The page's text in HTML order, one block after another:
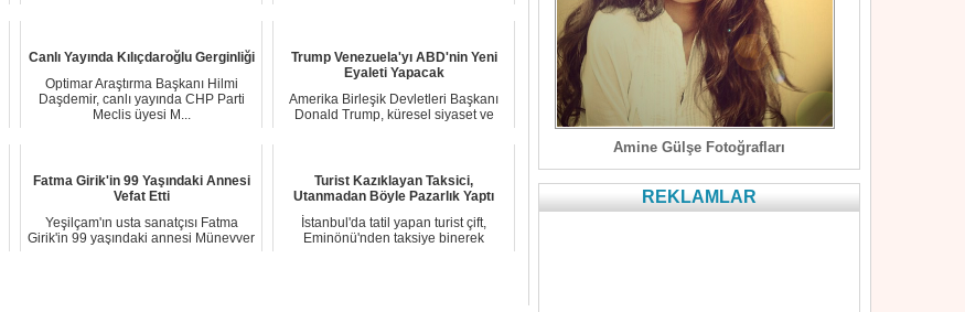
Canlı Yayında Kılıçdaroğlu Gerginliği
Optimar Araştırma Başkanı Hilmi
Daşdemir, canlı yayında CHP Parti
Meclis üyesi M...
Trump Venezuela'yı ABD'nin Yeni
Eyaleti Yapacak
Amerika Birleşik Devletleri Başkanı
Donald Trump, küresel siyaset ve
Fatma Girik'in 99 Yaşındaki Annesi
Vefat Etti
Yeşilçam'ın usta sanatçısı Fatma
Girik'in 99 yaşındaki annesi Münevver
Turist Kazıklayan Taksici,
Utanmadan Böyle Pazarlık Yaptı
İstanbul'da tatil yapan turist çift,
Eminönü'nden taksiye binerek
Amine Gülşe Fotoğrafları
REKLAMLAR